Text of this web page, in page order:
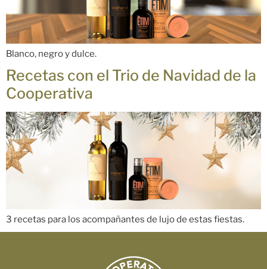
Blanco, negro y dulce.
Recetas con el Trio de Navidad de la
Cooperativa
3 recetas para los acompañantes de lujo de estas fiestas.